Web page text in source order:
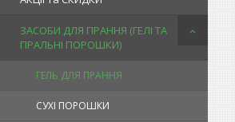
ЗАСОБИ ДЛЯ ПРАННЯ (ГЕЛІ ТА
ПРАЛЬНІ ПОРОШКИ)
ГЕЛЬ ДЛЯ ПРАННЯ
СУХІ ПОРОШКИ